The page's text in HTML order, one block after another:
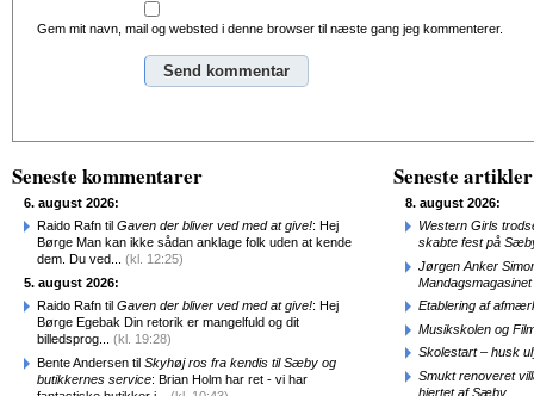
Gem mit navn, mail og websted i denne browser til næste gang jeg kommenterer.
Seneste kommentarer
6. august 2026:
Raido Rafn til Gaven der bliver ved med at give!: Hej
Børge Man kan ikke sådan anklage folk uden at kende
dem. Du ved... (kl. 12:25)
5. august 2026:
Raido Rafn til Gaven der bliver ved med at give!: Hej
Børge Egebak Din retorik er mangelfuld og dit
billedsprog... (kl. 19:28)
Bente Andersen til Skyhøj ros fra kendis til Sæby og
butikkernes service: Brian Holm har ret - vi har
Seneste artikler
8. august 2026:
Western Girls
skabte fest på
Jørgen Anker
Mandagsmagasinet
Etablering af
Musikskolen og
Skolestart – husk
Smukt renoveret
hjertet af Sæby